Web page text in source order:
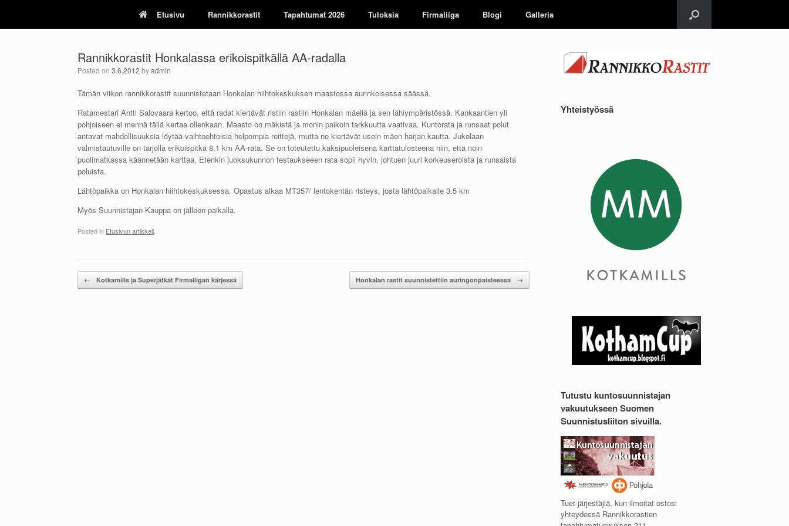
content
Etusivu Rannikkorastit Tapahtumat 2026 Tuloksia Firmaliiga Blogi Galleria
Rannikkorastit Honkalassa erikoispitkällä AA-radalla
Posted on 3.6.2012 byadmin
Tämän viikon rannikkorastit suunnistetaan Honkalan hiihtokeskuksen maastossa aurinkoisessa säässä.
Ratamestari Antti Salovaara kertoo, että radat kiertävät ristiin rastiin Honkalan mäellä ja sen lähiympäristössä. Kankaantien yli
pohjoiseen ei mennä tällä kertaa ollenkaan. Maasto on mäkistä ja monin paikoin tarkkuutta vaativaa. Kuntorata ja runsaat polut
antavat mahdollisuuksia löytää vaihtoehtoisia helpompia reittejä, mutta ne kiertävät usein mäen harjan kautta. Jukolaan
valmistautuville on tarjolla erikoispitkä 8,1 km AA-rata. Se on toteutettu kaksipuoleisena karttatulosteena niin, että noin
puolimatkassa käännetään karttaa. Etenkin juoksukunnon testaukseeen rata sopii hyvin, johtuen juuri korkeuseroista ja runsaista
poluista.
Lähtöpaikka on Honkalan hiihtokeskuksessa. Opastus alkaa MT357/ lentokentän risteys, josta lähtöpaikalle 3.5 km
Myös Suunnistajan Kauppa on jälleen paikalla.
Posted in Etusivun artikkeli
Post navigation
← Kotkamills ja Superjätkät Firmaliigan kärjessä Honkalan rastit suunnistettiin auringonpaisteessa →
Yhteistyössä
Tutustu kuntosuunnistajan
vakuutukseen Suomen
Suunnistusliiton sivuilla.
Tuet järjestäjiä, kun ilmoitat ostosi
yhteydessä Rannikkorastien